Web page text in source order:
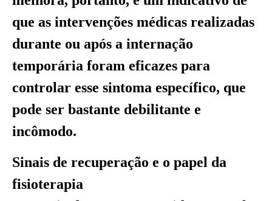
que as intervenções médicas realizadas
durante ou após a internação
temporária foram eficazes para
controlar esse sintoma específico, que
pode ser bastante debilitante e
incômodo.
Sinais de recuperação e o papel da
fisioterapia